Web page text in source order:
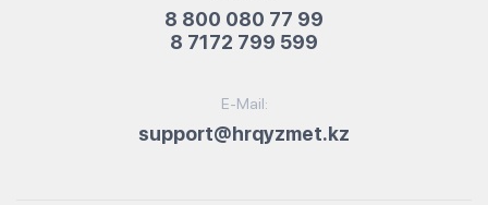
8 800 080 77 99
8 7172 799 599
E-Mail:
support@hrqyzmet.kz